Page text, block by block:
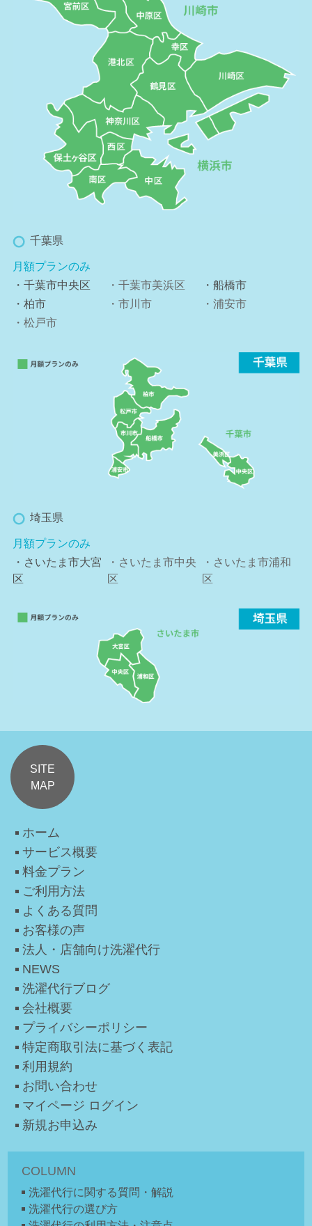
千葉県
月額プランのみ
・千葉市中央区
・千葉市美浜区
・船橋市
・柏市
・市川市
・浦安市
・松戸市
埼玉県
月額プランのみ
・さいたま市大宮
区
・さいたま市中央
区
・さいたま市浦和
区
SITE
MAP
ホーム
サービス概要
料金プラン
ご利用方法
よくある質問
お客様の声
法人・店舗向け洗濯代行
NEWS
洗濯代行ブログ
会社概要
プライバシーポリシー
特定商取引法に基づく表記
利用規約
お問い合わせ
マイページ ログイン
新規お申込み
COLUMN
洗濯代行に関する質問・解説
洗濯代行の選び方